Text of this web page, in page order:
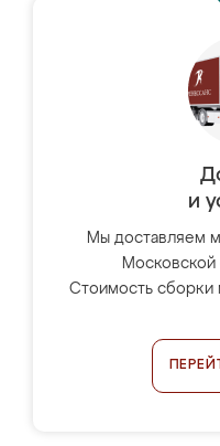
и
Мы доставляем
Московской
Стоимость сборки